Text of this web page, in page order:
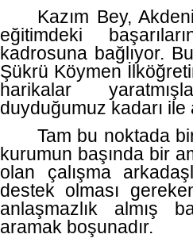
Kazım Bey,
eğitimdeki
kadrosuna bağlıyor.
Şükrü Köymen
harikalar
duyduğumuz kadarı ile
Tam bu noktada
kurumun başında bir
olan çalışma
destek olması
anlaşmazlık almış
aramak boşunadır.